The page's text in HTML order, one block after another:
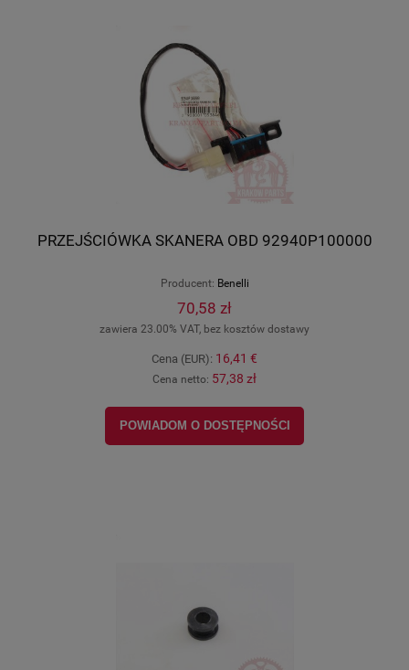
PRZEJŚCIÓWKA SKANERA OBD 92940P100000
Producent: Benelli
70,58 zł
zawiera 23.00% VAT, bez kosztów dostawy
Cena (EUR): 16,41 €
Cena netto: 57,38 zł
POWIADOM O DOSTĘPNOŚCI